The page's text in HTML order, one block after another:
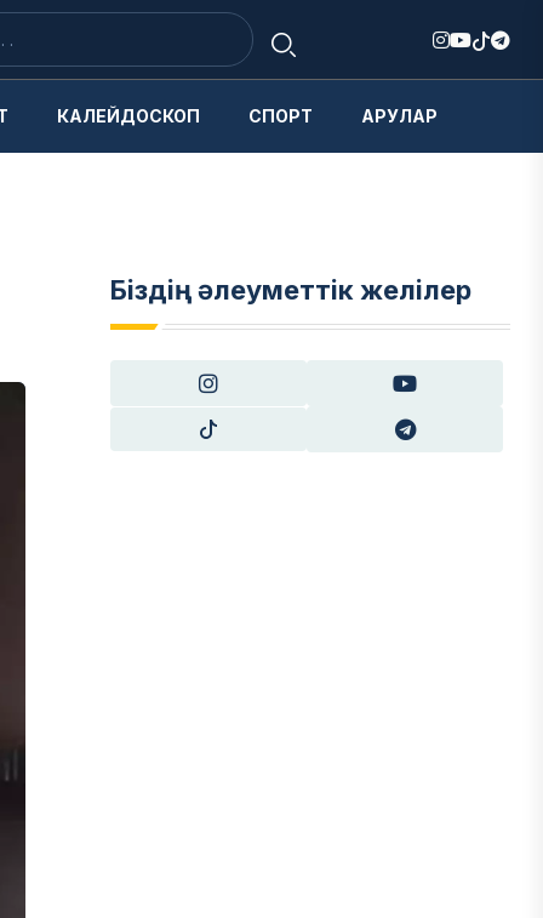
КАЛЕЙДОСКОП СПОРТ АРУЛАР
Біздің әлеуметтік желілер